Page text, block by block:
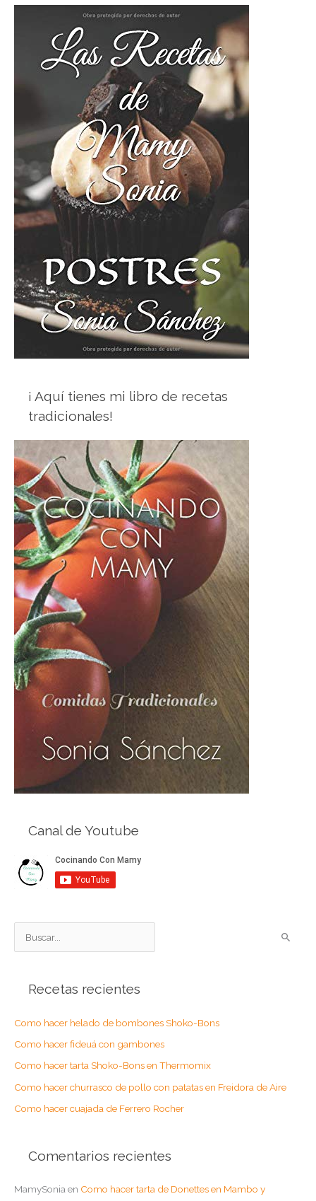
¡ Aquí tienes mi libro de recetas
tradicionales!
Canal de Youtube
u
r
p
o
r
Recetas recientes
Como hacer helado de bombones Shoko-Bons
Como hacer fideuá con gambones
Como hacer tarta Shoko-Bons en Thermomix
Como hacer churrasco de pollo con patatas en Freidora de Aire
Como hacer cuajada de Ferrero Rocher
Comentarios recientes
MamySonia en Como hacer tarta de Donettes en Mambo y